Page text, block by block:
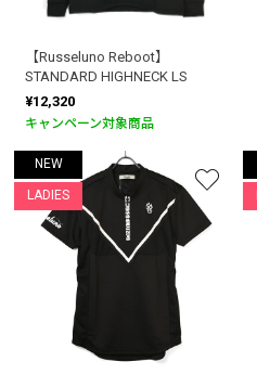
【Russeluno Reboot】
STANDARD HIGHNECK LS
¥12,320
キャンペーン対象商品
NEW
LADIES